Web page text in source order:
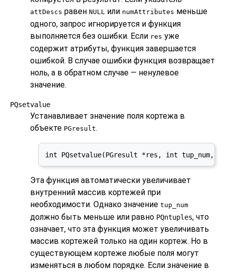
attDescs равен NULL или numAttributes меньше
одного, запрос игнорируется и функция
выполняется без ошибки. Если res уже
содержит атрибуты, функция завершается
ошибкой. В случае ошибки функция возвращает
ноль, а в обратном случае — ненулевое
значение.
PQsetvalue
Устанавливает значение поля кортежа в
объекте PGresult.
int PQsetvalue(PGresult *res, int
Эта функция автоматически увеличивает
внутренний массив кортежей при
необходимости. Однако значение tup_num
должно быть меньше или равно PQntuples, что
означает, что эта функция может увеличивать
массив кортежей только на один кортеж. Но в
существующем кортеже любые поля могут
изменяться в любом порядке. Если значение в